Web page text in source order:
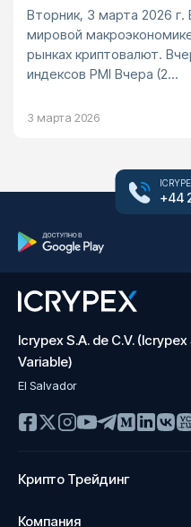
Вторник, 3 марта 2026
мировой
рынках криптовалют.
индексов PMI Вчера (2...
3 марта 2026
+44
Icrypex S.A. de C.V.
Variable)
El Salvador
Крипто Трейдинг
Компания